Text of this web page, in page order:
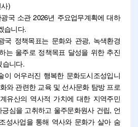
)
국 소관 2026년 주요업무계획에 대하
습니다.
국 정책목표는 문화와 관광, 녹색환경
는 울주로 정책목표 달성을 위한 추진
습니다.
이 어우러진 행복한 문화도시조성입니
와 관련한 교육 및 선사문화 탐방 프로
유산의 역사적 가치에 대한 지역주민
심을 고취하고 울주문화원사 건립, 언
성사업을 통해 역사와 문화가 살아 숨